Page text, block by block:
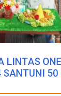
LINTAS
SANTUNI